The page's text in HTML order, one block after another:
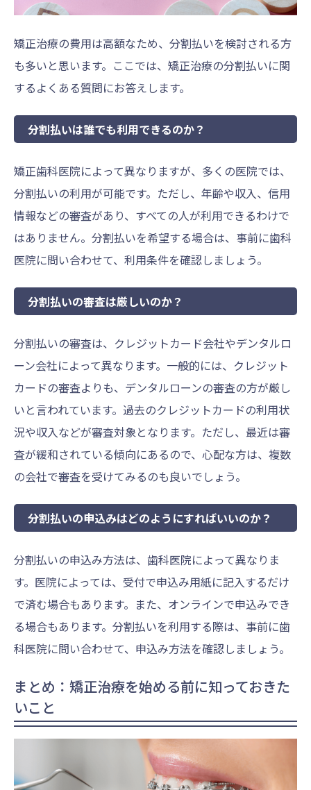
矯正治療の費用は高額なため、分割払いを検討される方
も多いと思います。ここでは、矯正治療の分割払いに関
するよくある質問にお答えします。
分割払いは誰でも利用できるのか？
矯正歯科医院によって異なりますが、多くの医院では、
分割払いの利用が可能です。ただし、年齢や収入、信用
情報などの審査があり、すべての人が利用できるわけで
はありません。分割払いを希望する場合は、事前に歯科
医院に問い合わせて、利用条件を確認しましょう。
分割払いの審査は厳しいのか？
分割払いの審査は、クレジットカード会社やデンタルロ
ーン会社によって異なります。一般的には、クレジット
カードの審査よりも、デンタルローンの審査の方が厳し
いと言われています。過去のクレジットカードの利用状
況や収入などが審査対象となります。ただし、最近は審
査が緩和されている傾向にあるので、心配な方は、複数
の会社で審査を受けてみるのも良いでしょう。
分割払いの申込みはどのようにすればいいのか？
分割払いの申込み方法は、歯科医院によって異なりま
す。医院によっては、受付で申込み用紙に記入するだけ
で済む場合もあります。また、オンラインで申込みでき
る場合もあります。分割払いを利用する際は、事前に歯
科医院に問い合わせて、申込み方法を確認しましょう。
まとめ：矯正治療を始める前に知っておきた
いこと